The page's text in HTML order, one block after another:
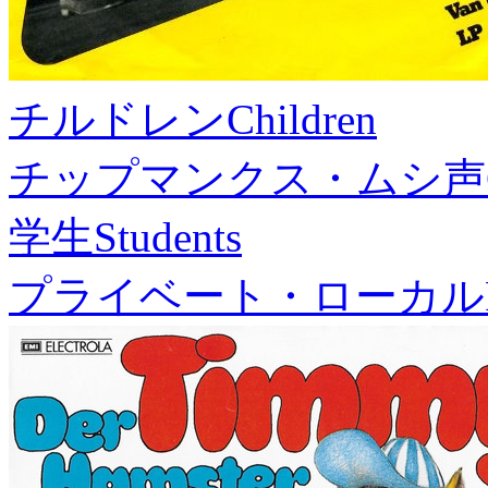
チルドレンChildren
チップマンクス・ムシ声
学生Students
プライベート・ローカル